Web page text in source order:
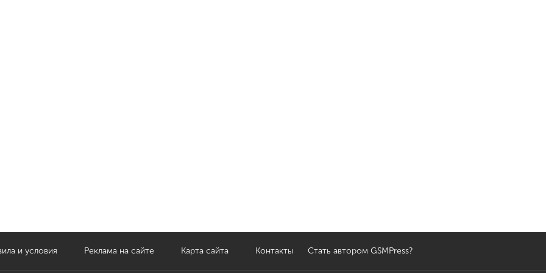
и условия Реклама на сайте Карта сайта Контакты Стать автором GSMPress?